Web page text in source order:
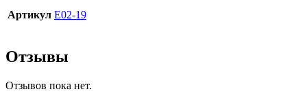
Артикул E02-19
Отзывы
Отзывов пока нет.